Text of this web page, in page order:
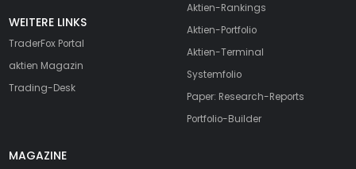
WEITERE LINKS
TraderFox Portal
aktien Magazin
Trading-Desk
Aktien-Rankings
Aktien-Portfolio
Aktien-Terminal
Systemfolio
Paper: Research-Reports
Portfolio-Builder
MAGAZINE